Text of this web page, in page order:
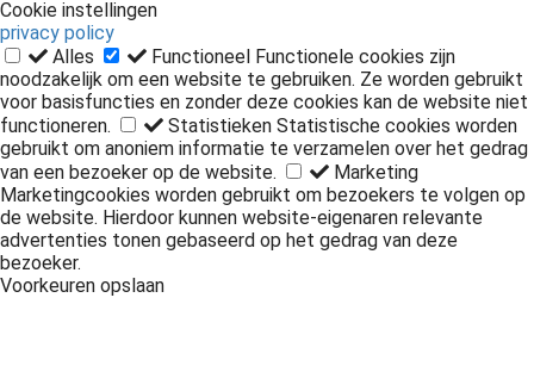
Cookie instellingen
privacy policy
Alles
Functioneel Functionele cookies zijn
noodzakelijk om een website te gebruiken. Ze worden gebruikt
voor basisfuncties en zonder deze cookies kan de website niet
functioneren.
Statistieken Statistische cookies worden
gebruikt om anoniem informatie te verzamelen over het gedrag
van een bezoeker op de website.
Marketing
Marketingcookies worden gebruikt om bezoekers te volgen op
de website. Hierdoor kunnen website-eigenaren relevante
advertenties tonen gebaseerd op het gedrag van deze
bezoeker.
Voorkeuren opslaan